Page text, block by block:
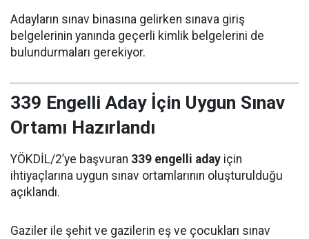
Adayların sınav binasına gelirken sınava giriş
belgelerinin yanında geçerli kimlik belgelerini de
bulundurmaları gerekiyor.
339 Engelli Aday İçin Uygun Sınav
Ortamı Hazırlandı
YÖKDİL/2’ye başvuran 339 engelli aday için
ihtiyaçlarına uygun sınav ortamlarının oluşturulduğu
açıklandı.
Gaziler ile şehit ve gazilerin eş ve çocukları sınav